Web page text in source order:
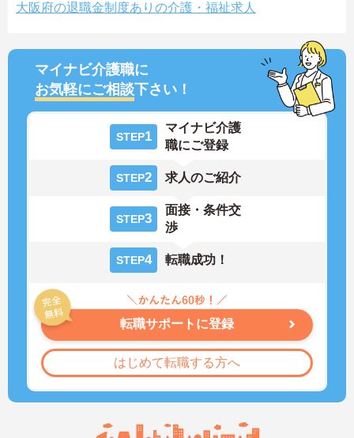
大阪府の退職金制度ありの介護・福祉求人
マイナビ介護職に
お気軽にご相談下さい！
STEP1
マイナビ介護
職にご登録
STEP2 求人のご紹介
STEP3
面接・条件交
渉
STEP4 転職成功！
転職サポートに登録
はじめて転職する方へ